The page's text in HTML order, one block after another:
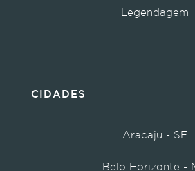
Legendagem
CIDADES
Aracaju - SE
Belo Horizonte -